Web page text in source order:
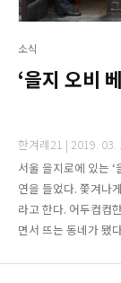
소식
‘을지 오비
한겨례21 | 2019. 03.
서울 을지로에 있는
연을 들었다. 쫓겨나게 생겼다는 것이다.
라고 한다. 어두컴컴
면서 뜨는 동네가 됐